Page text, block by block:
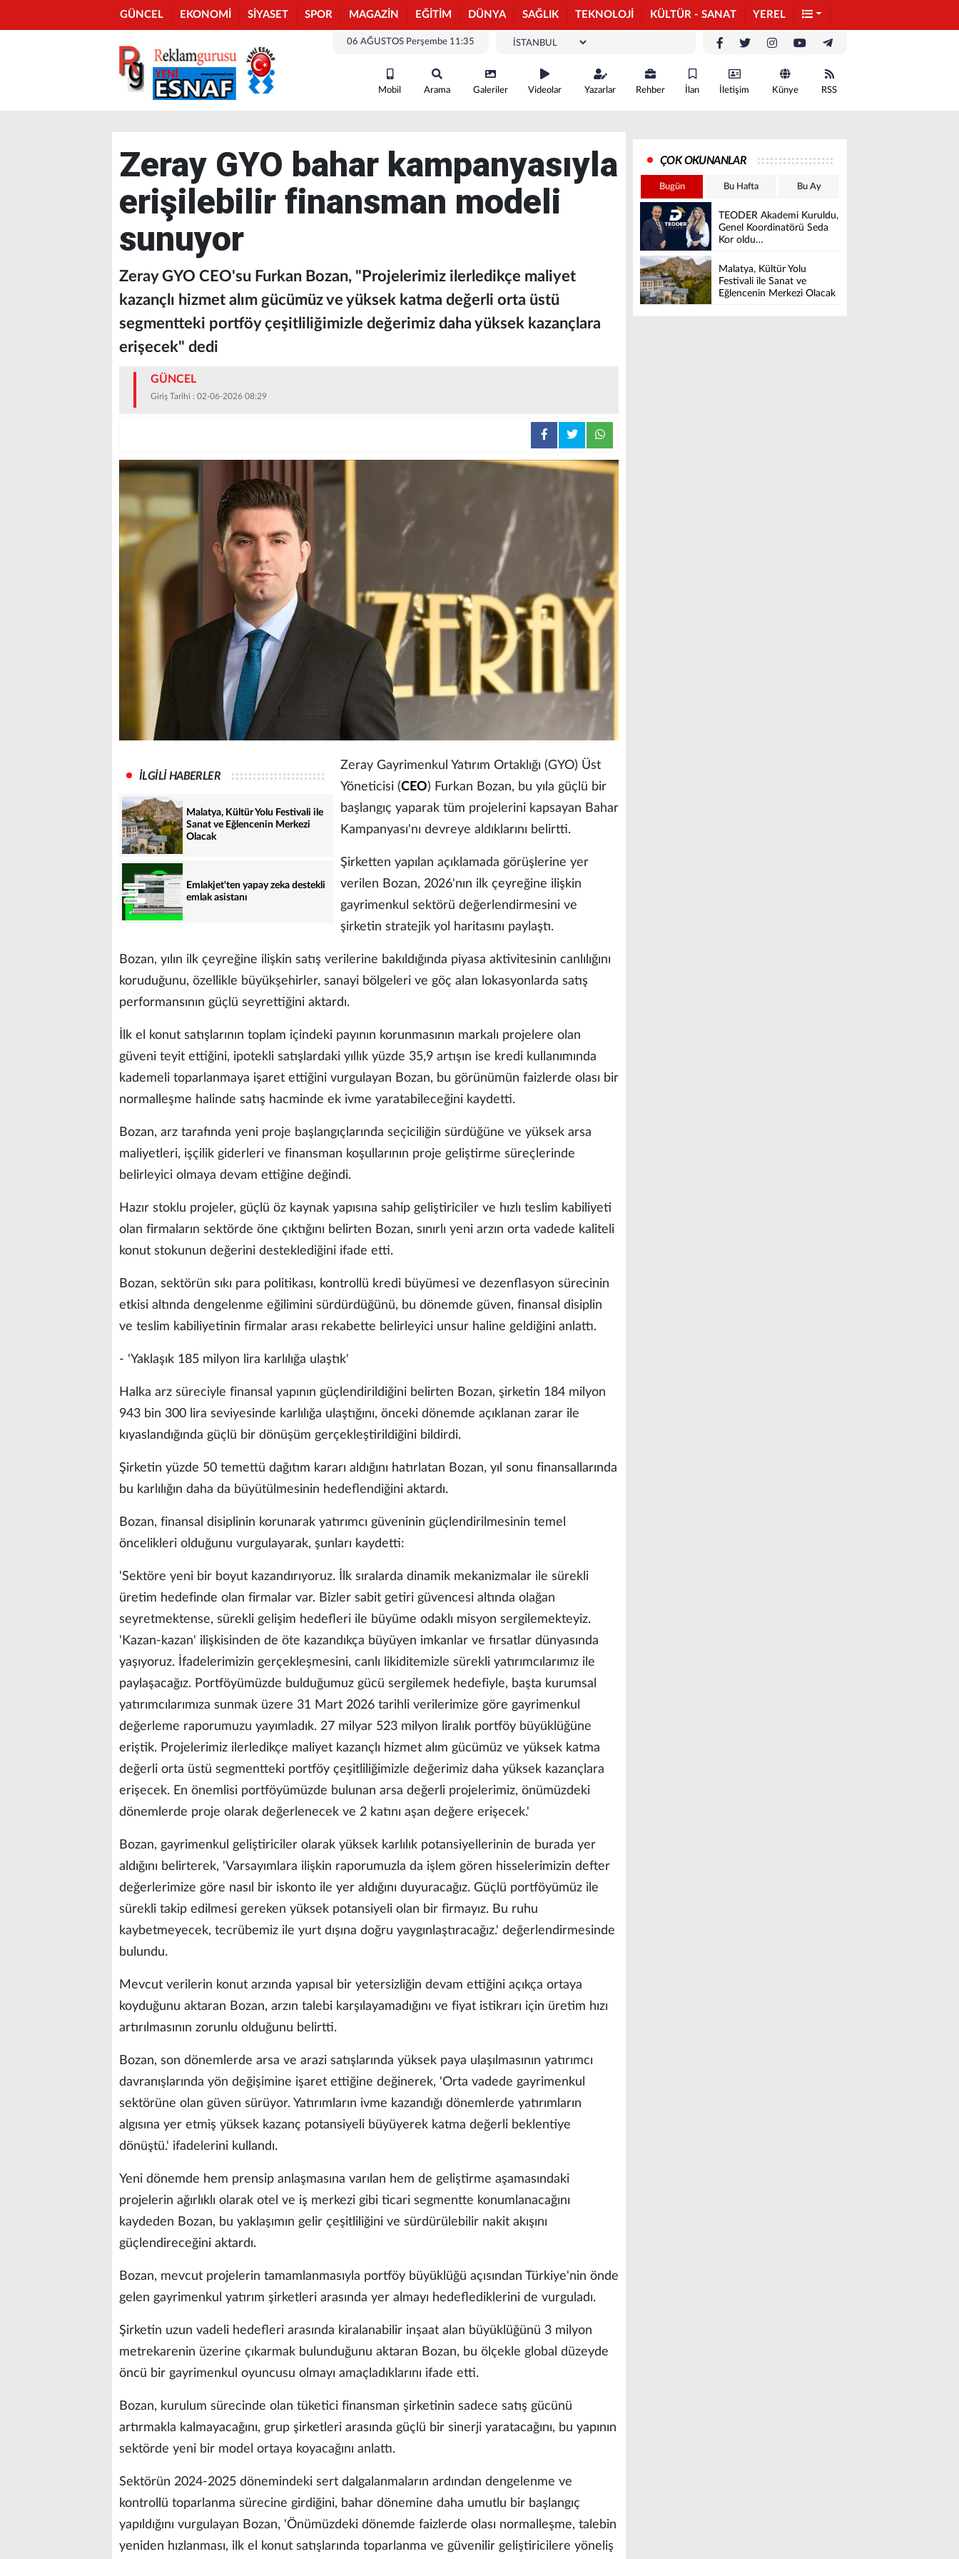
GÜNCEL EKONOMİ SİYASET SPOR MAGAZİN EĞİTİM DÜNYA SAĞLIK TEKNOLOJİ KÜLTÜR - SANAT YEREL
06 AĞUSTOS Perşembe 11:35
Mobil Arama Galeriler Videolar Yazarlar Rehber İlan İletişim Künye RSS
Zeray GYO bahar kampanyasıyla
erişilebilir finansman modeli
sunuyor
Zeray GYO CEO'su Furkan Bozan, "Projelerimiz ilerledikçe maliyet
kazançlı hizmet alım gücümüz ve yüksek katma değerli orta üstü
segmentteki portföy çeşitliliğimizle değerimiz daha yüksek kazançlara
erişecek" dedi
GÜNCEL
Giriş Tarihi : 02-06-2026 08:29
İLGİLİ HABERLER
Malatya, Kültür Yolu Festivali ile
Sanat ve Eğlencenin Merkezi
Olacak
Emlakjet'ten yapay zeka destekli
emlak asistanı
Zeray Gayrimenkul Yatırım Ortaklığı (GYO) Üst
Yöneticisi (CEO) Furkan Bozan, bu yıla güçlü bir
başlangıç yaparak tüm projelerini kapsayan Bahar
Kampanyası'nı devreye aldıklarını belirtti.
Şirketten yapılan açıklamada görüşlerine yer
verilen Bozan, 2026'nın ilk çeyreğine ilişkin
gayrimenkul sektörü değerlendirmesini ve
şirketin stratejik yol haritasını paylaştı.
Bozan, yılın ilk çeyreğine ilişkin satış verilerine bakıldığında piyasa aktivitesinin canlılığını
koruduğunu, özellikle büyükşehirler, sanayi bölgeleri ve göç alan lokasyonlarda satış
performansının güçlü seyrettiğini aktardı.
İlk el konut satışlarının toplam içindeki payının korunmasının markalı projelere olan
güveni teyit ettiğini, ipotekli satışlardaki yıllık yüzde 35,9 artışın ise kredi kullanımında
kademeli toparlanmaya işaret ettiğini vurgulayan Bozan, bu görünümün faizlerde olası bir
normalleşme halinde satış hacminde ek ivme yaratabileceğini kaydetti.
Bozan, arz tarafında yeni proje başlangıçlarında seçiciliğin sürdüğüne ve yüksek arsa
maliyetleri, işçilik giderleri ve finansman koşullarının proje geliştirme süreçlerinde
belirleyici olmaya devam ettiğine değindi.
Hazır stoklu projeler, güçlü öz kaynak yapısına sahip geliştiriciler ve hızlı teslim kabiliyeti
olan firmaların sektörde öne çıktığını belirten Bozan, sınırlı yeni arzın orta vadede kaliteli
konut stokunun değerini desteklediğini ifade etti.
Bozan, sektörün sıkı para politikası, kontrollü kredi büyümesi ve dezenflasyon sürecinin
etkisi altında dengelenme eğilimini sürdürdüğünü, bu dönemde güven, finansal disiplin
ve teslim kabiliyetinin firmalar arası rekabette belirleyici unsur haline geldiğini anlattı.
- 'Yaklaşık 185 milyon lira karlılığa ulaştık'
Halka arz süreciyle finansal yapının güçlendirildiğini belirten Bozan, şirketin 184 milyon
943 bin 300 lira seviyesinde karlılığa ulaştığını, önceki dönemde açıklanan zarar ile
kıyaslandığında güçlü bir dönüşüm gerçekleştirildiğini bildirdi.
Şirketin yüzde 50 temettü dağıtım kararı aldığını hatırlatan Bozan, yıl sonu finansallarında
bu karlılığın daha da büyütülmesinin hedeflendiğini aktardı.
Bozan, finansal disiplinin korunarak yatırımcı güveninin güçlendirilmesinin temel
öncelikleri olduğunu vurgulayarak, şunları kaydetti:
'Sektöre yeni bir boyut kazandırıyoruz. İlk sıralarda dinamik mekanizmalar ile sürekli
üretim hedefinde olan firmalar var. Bizler sabit getiri güvencesi altında olağan
seyretmektense, sürekli gelişim hedefleri ile büyüme odaklı misyon sergilemekteyiz.
'Kazan-kazan' ilişkisinden de öte kazandıkça büyüyen imkanlar ve fırsatlar dünyasında
yaşıyoruz. İfadelerimizin gerçekleşmesini, canlı likiditemizle sürekli yatırımcılarımız ile
paylaşacağız. Portföyümüzde bulduğumuz gücü sergilemek hedefiyle, başta kurumsal
yatırımcılarımıza sunmak üzere 31 Mart 2026 tarihli verilerimize göre gayrimenkul
değerleme raporumuzu yayımladık. 27 milyar 523 milyon liralık portföy büyüklüğüne
eriştik. Projelerimiz ilerledikçe maliyet kazançlı hizmet alım gücümüz ve yüksek katma
değerli orta üstü segmentteki portföy çeşitliliğimizle değerimiz daha yüksek kazançlara
erişecek. En önemlisi portföyümüzde bulunan arsa değerli projelerimiz, önümüzdeki
dönemlerde proje olarak değerlenecek ve 2 katını aşan değere erişecek.'
Bozan, gayrimenkul geliştiriciler olarak yüksek karlılık potansiyellerinin de burada yer
aldığını belirterek, 'Varsayımlara ilişkin raporumuzla da işlem gören hisselerimizin defter
değerlerimize göre nasıl bir iskonto ile yer aldığını duyuracağız. Güçlü portföyümüz ile
sürekli takip edilmesi gereken yüksek potansiyeli olan bir firmayız. Bu ruhu
kaybetmeyecek, tecrübemiz ile yurt dışına doğru yaygınlaştıracağız.' değerlendirmesinde
bulundu.
Mevcut verilerin konut arzında yapısal bir yetersizliğin devam ettiğini açıkça ortaya
koyduğunu aktaran Bozan, arzın talebi karşılayamadığını ve fiyat istikrarı için üretim hızı
artırılmasının zorunlu olduğunu belirtti.
Bozan, son dönemlerde arsa ve arazi satışlarında yüksek paya ulaşılmasının yatırımcı
davranışlarında yön değişimine işaret ettiğine değinerek, 'Orta vadede gayrimenkul
sektörüne olan güven sürüyor. Yatırımların ivme kazandığı dönemlerde yatırımların
algısına yer etmiş yüksek kazanç potansiyeli büyüyerek katma değerli beklentiye
dönüştü.' ifadelerini kullandı.
Yeni dönemde hem prensip anlaşmasına varılan hem de geliştirme aşamasındaki
projelerin ağırlıklı olarak otel ve iş merkezi gibi ticari segmentte konumlanacağını
kaydeden Bozan, bu yaklaşımın gelir çeşitliliğini ve sürdürülebilir nakit akışını
güçlendireceğini aktardı.
Bozan, mevcut projelerin tamamlanmasıyla portföy büyüklüğü açısından Türkiye'nin önde
gelen gayrimenkul yatırım şirketleri arasında yer almayı hedeflediklerini de vurguladı.
Şirketin uzun vadeli hedefleri arasında kiralanabilir inşaat alan büyüklüğünü 3 milyon
metrekarenin üzerine çıkarmak bulunduğunu aktaran Bozan, bu ölçekle global düzeyde
öncü bir gayrimenkul oyuncusu olmayı amaçladıklarını ifade etti.
Bozan, kurulum sürecinde olan tüketici finansman şirketinin sadece satış gücünü
artırmakla kalmayacağını, grup şirketleri arasında güçlü bir sinerji yaratacağını, bu yapının
sektörde yeni bir model ortaya koyacağını anlattı.
Sektörün 2024-2025 dönemindeki sert dalgalanmaların ardından dengelenme ve
kontrollü toparlanma sürecine girdiğini, bahar dönemine daha umutlu bir başlangıç
yapıldığını vurgulayan Bozan, 'Önümüzdeki dönemde faizlerde olası normalleşme, talebin
yeniden hızlanması, ilk el konut satışlarında toparlanma ve güvenilir geliştiricilere yöneliş
ÇOK OKUNANLAR
Bugün Bu Hafta Bu Ay
TEODER Akademi Kuruldu,
Genel Koordinatörü Seda
Kor oldu…
Malatya, Kültür Yolu
Festivali ile Sanat ve
Eğlencenin Merkezi Olacak